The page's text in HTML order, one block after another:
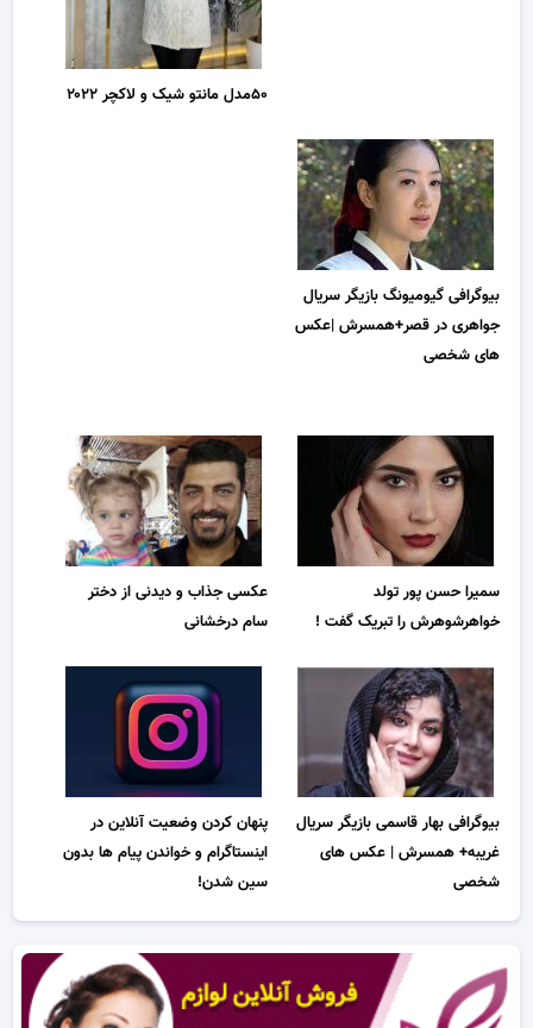
۵۰مدل مانتو شیک و لاکچر ۲۰۲۲
بیوگرافی گیومیونگ بازیگر سریال
جواهری در قصر+همسرش |عکس
های شخصی
سمیرا حسن پور تولد
خواهرشوهرش را تبریک گفت !
عکسی جذاب و دیدنی از دختر
سام درخشانی
بیوگرافی بهار قاسمی بازیگر سریال
غریبه+ همسرش | عکس های
شخصی
پنهان کردن وضعیت آنلاین در
اینستاگرام و خواندن پیام ها بدون
سین شدن!